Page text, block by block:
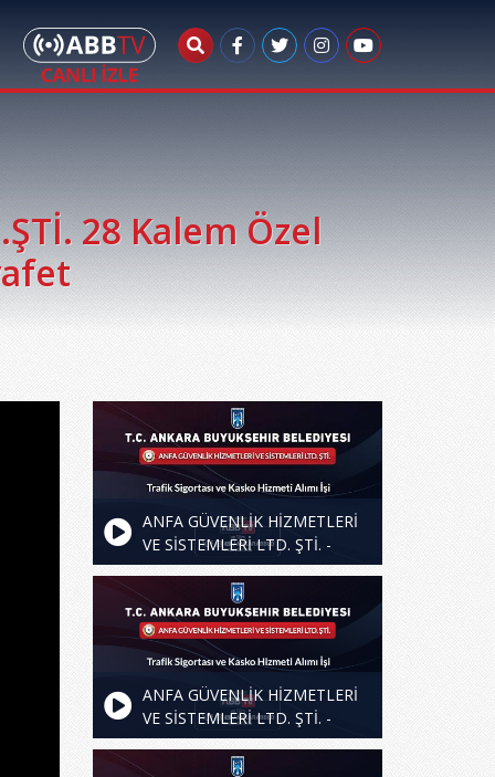
28 Kalem Özel
ANFA GÜVENLİK HİZMETLERİ
VE SİSTEMLERİ LTD. ŞTİ. -
Trafik Sigortası ve Kasko
Hizmeti Alımı İşi - 2.Oturum
ANFA GÜVENLİK HİZMETLERİ
VE SİSTEMLERİ LTD. ŞTİ. -
Trafik Sigortası ve Kasko
Hizmeti Alımı İşi